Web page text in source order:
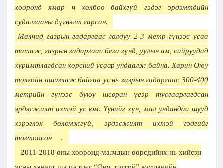
хооронд ямар ч холбоо байхгүй гэдэг эрдэмтдийн
судалгааны дүгнэлт гарсан.
Малчид газрын гадаргаас голдуу 2-3 метр гүнээс усаа
татаж, газрын гадаргаас бага гүнд, уулын ам, сайруудад
хуримтлагдсан хөрсний усаар ундаалж байна. Харин Оюу
толгойн ашиглаж байгаа ус нь газрын гадаргаас 300-400
метрийн гүнээс буюу шавран үеэр тусгаарлагдсан
эрдэсжилт ихтэй ус юм. Үүнийг хүн, мал ундандаа шууд
хэрэглэх боломжгүй, эрдэсжилт ихтэй гэдгийг
тогтоосон
.
2011-2018 оны хооронд малчдын өөрсдийнх нь хийсэн
усны хяналт шалгалтыг “Оюу толгой” компанийн